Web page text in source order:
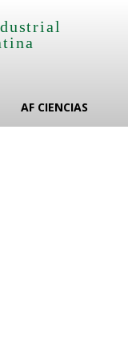
AF CIENCIAS